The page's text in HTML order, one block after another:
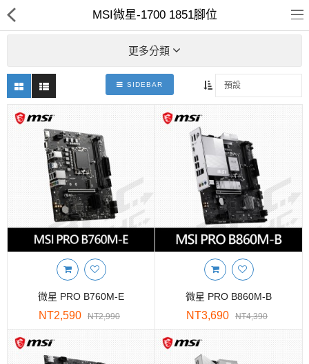
客訂商品
筆電
超值DIY主機
迷你PC專區
華碩品牌桌上型組裝機
處理器
記憶體
INTEL主機板
AMD主機板
MSI微星-1700 1851腳位
更多分類
SIDEBAR
微星 PRO B760M-E
NT2,590 NT2,990
微星 PRO B860M-B
NT3,690 NT4,390